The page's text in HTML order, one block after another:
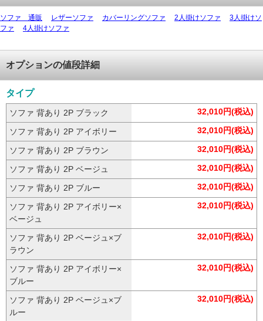
ソファ 通販 レザーソファ カバーリングソファ 2人掛けソファ
3人掛けソ
ファ
4人掛けソファ
オプションの値段詳細
タイプ
ソファ 背あり 2P ブラック 32,010円(税込)
ソファ 背あり 2P アイボリー 32,010円(税込)
ソファ 背あり 2P ブラウン 32,010円(税込)
ソファ 背あり 2P ベージュ 32,010円(税込)
ソファ 背あり 2P ブルー 32,010円(税込)
ソファ 背あり 2P アイボリー×
ベージュ
32,010円(税込)
ソファ 背あり 2P ベージュ×ブ
ラウン
32,010円(税込)
ソファ 背あり 2P アイボリー×
ブルー
32,010円(税込)
ソファ 背あり 2P ベージュ×ブ
ルー
32,010円(税込)